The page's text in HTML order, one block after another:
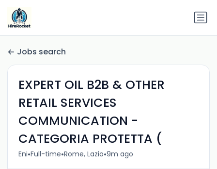
Jobs search
EXPERT OIL B2B & OTHER
RETAIL SERVICES
COMMUNICATION -
CATEGORIA PROTETTA (
Eni•Full-time•Rome, Lazio•9m ago